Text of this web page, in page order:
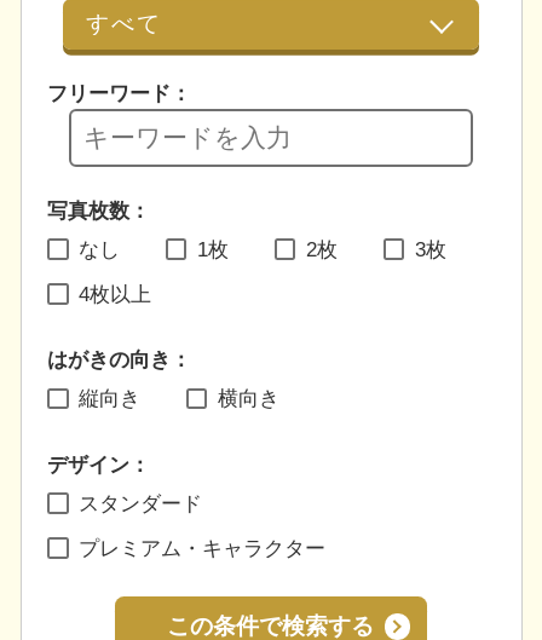
フリーワード：
写真枚数：
なし
1枚 2枚 3枚
4枚以上
はがきの向き：
縦向き
横向き
デザイン：
スタンダード
プレミアム・キャラクター
この条件で検索する